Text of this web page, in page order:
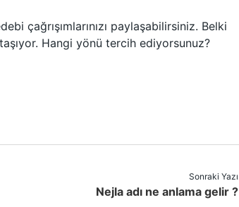
çağrışımlarınızı paylaşabilirsiniz. Belki
Hangi yönü tercih ediyorsunuz?
Sonraki Yazı
Nejla adı ne anlama gelir ?